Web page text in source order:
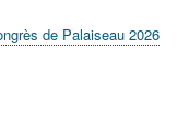
de Palaiseau 2026